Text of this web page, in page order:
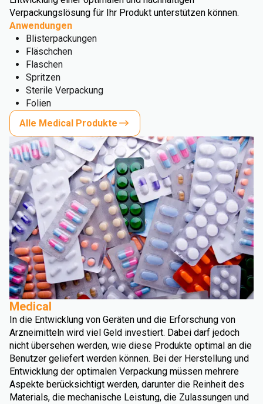
Verpackungslösung für Ihr Produkt unterstützen können.
Anwendungen
Blisterpackungen
Fläschchen
Flaschen
Spritzen
Sterile Verpackung
Folien
Alle Medical Produkte
Medical
In die Entwicklung von Geräten und die Erforschung von
Arzneimitteln wird viel Geld investiert. Dabei darf jedoch
nicht übersehen werden, wie diese Produkte optimal an die
Benutzer geliefert werden können. Bei der Herstellung und
Entwicklung der optimalen Verpackung müssen mehrere
Aspekte berücksichtigt werden, darunter die Reinheit des
Materials, die mechanische Leistung, die Zulassungen und